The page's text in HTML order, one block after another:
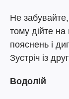
Не
тому дійте
пояснень і
Зустріч із
Водолій